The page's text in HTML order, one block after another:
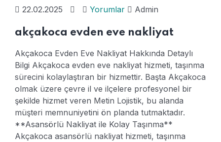
22.02.2025 Yorumlar Admin
akçakoca evden eve nakliyat
Akçakoca Evden Eve Nakliyat Hakkında Detaylı
Bilgi Akçakoca evden eve nakliyat hizmeti, taşınma
sürecini kolaylaştıran bir hizmettir. Başta Akçakoca
olmak üzere çevre il ve ilçelere profesyonel bir
şekilde hizmet veren Metin Lojistik, bu alanda
müşteri memnuniyetini ön planda tutmaktadır.
**Asansörlü Nakliyat ile Kolay Taşınma**
Akçakoca asansörlü nakliyat hizmeti, taşınma